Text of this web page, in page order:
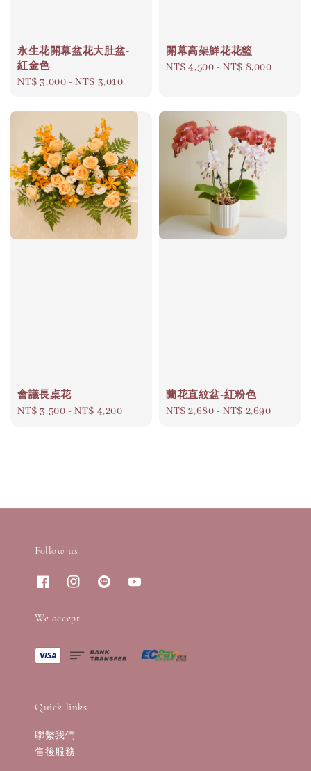
永生花開幕盆花大肚盆-
紅金色
Regular
NT$ 3,000 -NT$ 3,010
開幕高架鮮花花籃
Regular
NT$ 4,500 -NT$ 8,000
會議長桌花
Regular
NT$ 3,500 -NT$ 4,200
蘭花直紋盆-紅粉色
Regular
NT$ 2,680 -NT$ 2,690
Follow us
We accept
Quick links
聯繫我們
售後服務